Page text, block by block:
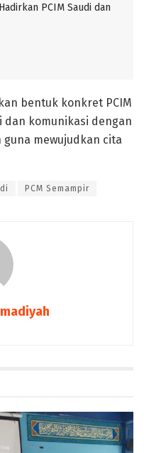
PCIM Saudi dan
bentuk konkret PCIM
komunikasi dengan
mewujudkan cita
PCM Semampir